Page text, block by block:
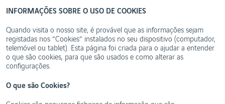
INFORMAÇÕES SOBRE O USO DE COOKIES
Quando visita o nosso site, é provável que as informações sejam
registadas nos “Cookies” instalados no seu dispositivo (computador,
telemóvel ou tablet). Esta página foi criada para o ajudar a entender
o que são cookies, para que são usados e como alterar as
configurações.
O que são Cookies?
Escala
minha
Partida
Deixar
ou
Buscar
alguém
condições
Livro de
Reclamações
Política
de
cookies